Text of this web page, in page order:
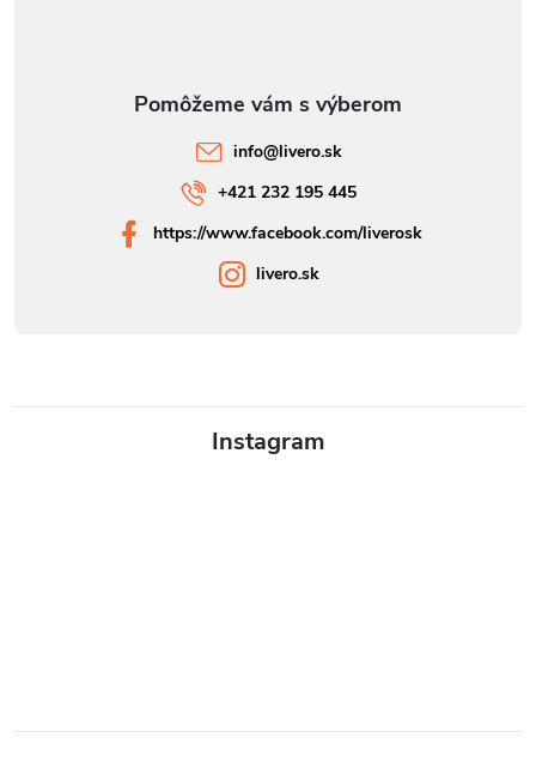
Instagram
info@livero.sk
+421 232 195 445
https://www.facebook.com/liverosk
livero.sk